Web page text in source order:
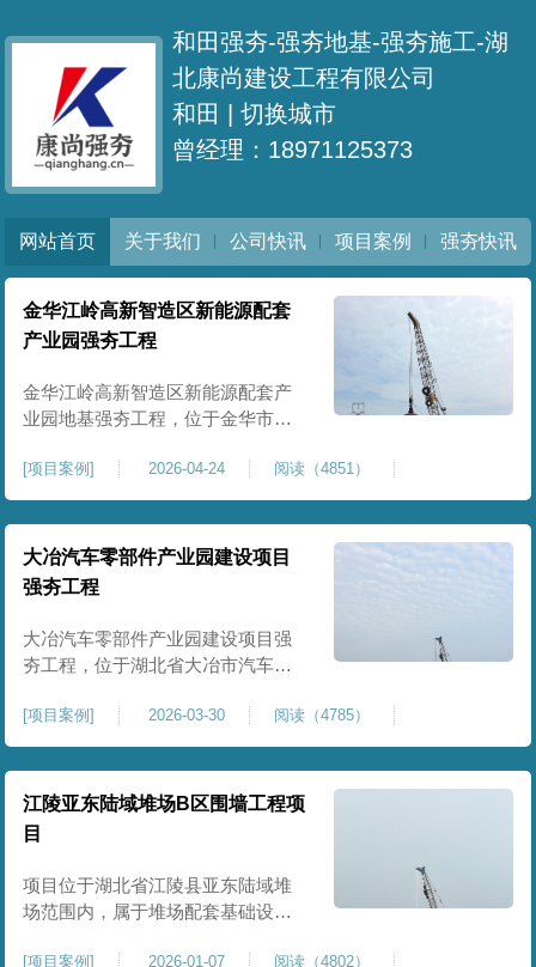
和田强夯-强夯地基-强夯施工-湖
北康尚建设工程有限公司
和田 |切换城市
曾经理：18971125373
网站首页 关于我们 公司快讯 项目案例 强夯快讯
金华江岭高新智造区新能源配套
产业园强夯工程
金华江岭高新智造区新能源配套产
业园地基强夯工程，位于金华市江
园区重点基建配套项目。本项目地
基强夯处理总面积40000㎡，施工范
围为新能源配套产业园核心建设地
块。项目场地为园区新建建设用
地，原始场地土质松散、土层固结
不均匀、孔隙较大、地基承载力偏
弱。新能源产业园厂房及配套设施
对
[项目案例] 2026-04-24 阅读（4851）
大冶汽车零部件产业园建设项目
强夯工程
大冶汽车零部件产业园建设项目强
夯工程，位于湖北省大冶市汽车零
业厂房、生产车间及配套附属设施
建设的前置基础性地基处理工程。
项目场地为园区新建工业建设用
地，原始场地土层松散、土质均匀
性较差、土体固结度不足，天然地
基承载力偏低。汽车零部件生产厂
房对地基平整度、整体刚度、沉降
控
[项目案例] 2026-03-30 阅读（4785）
江陵亚东陆域堆场B区围墙工程项
目
项目位于湖北省江陵县亚东陆域堆
场范围内，属于堆场配套基础设施
[项目案例] 2026-01-07 阅读（4802）